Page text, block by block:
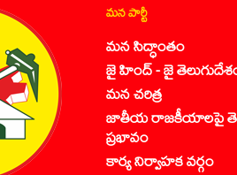
మన పార్టీ
మన సిద్ధాంతం
జై హింద్ - జై
మన చరిత్ర
జాతీయ రాజకీయాలపై
ప్రభావం
కార్య నిర్వాహక వర్గం